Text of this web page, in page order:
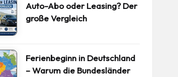
Auto-Abo oder Leasing? Der
große Vergleich
Ferienbeginn in Deutschland
– Warum die Bundesländer